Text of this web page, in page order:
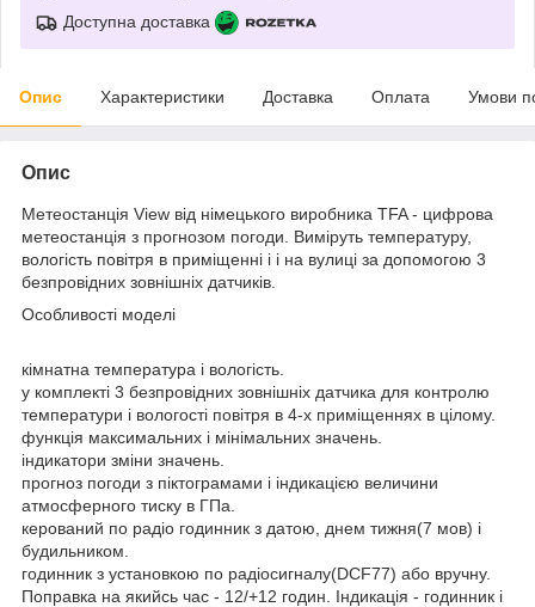
Доступна доставка
Опис Характеристики Доставка Оплата Умови
Опис
Метеостанція View від німецького виробника TFA - цифрова
метеостанція з прогнозом погоди. Виміруть температуру,
вологість повітря в приміщенні і і на вулиці за допомогою 3
безпровідних зовнішніх датчиків.
Особливості моделі
кімнатна температура і вологість.
у комплекті 3 безпровідних зовнішніх датчика для контролю
температури і вологості повітря в 4-х приміщеннях в цілому.
функція максимальних і мінімальних значень.
індикатори зміни значень.
прогноз погоди з піктограмами і індикацією величини
атмосферного тиску в ГПа.
керований по радіо годинник з датою, днем тижня(7 мов) і
будильником.
годинник з установкою по радіосигналу(DCF77) або вручну.
Поправка на якийсь час - 12/+12 годин. Індикація - годинник і